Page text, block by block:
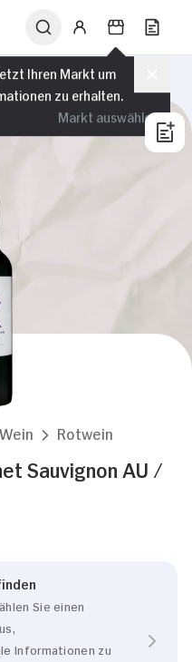
Ihren Markt um
zu erhalten.
Markt auswählen
Wein Rotwein
Sauvignon AU /
Sie einen
Informationen zu